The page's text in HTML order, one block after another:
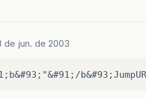
de jun. de 2003